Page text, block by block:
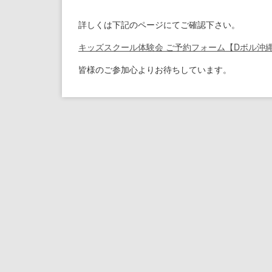
詳しくは下記のページにてご確認下さい。
キッズスクール体験会 ご予約フォーム【Dボル沖
皆様のご参加心よりお待ちしています。